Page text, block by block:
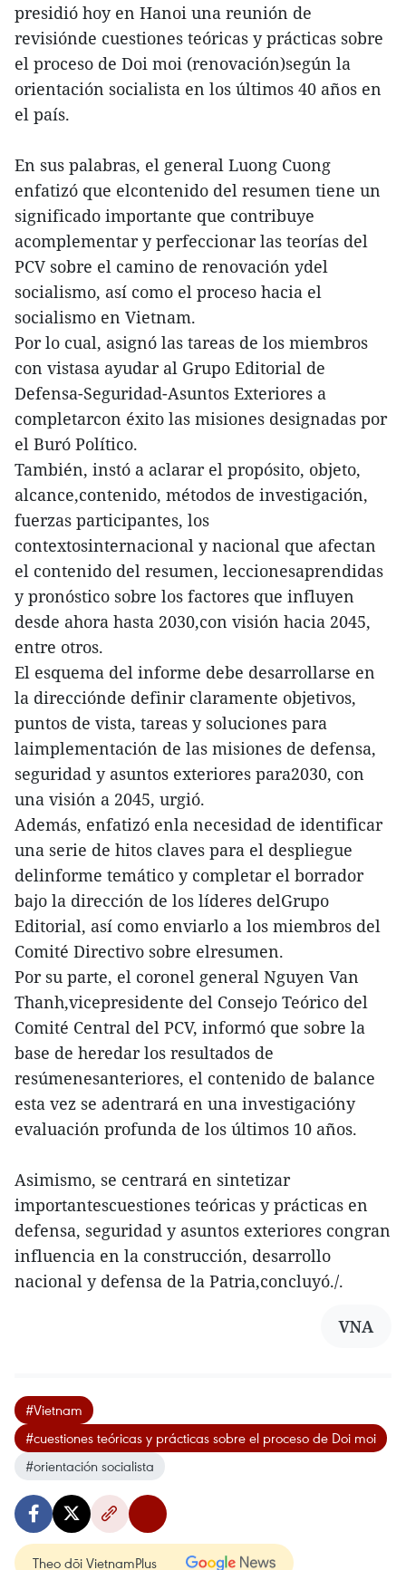
presidió hoy en Hanoi una reunión de
revisiónde cuestiones teóricas y prácticas sobre
el proceso de Doi moi (renovación)según la
orientación socialista en los últimos 40 años en
el país.
En sus palabras, el general Luong Cuong
enfatizó que elcontenido del resumen tiene un
significado importante que contribuye
acomplementar y perfeccionar las teorías del
PCV sobre el camino de renovación ydel
socialismo, así como el proceso hacia el
socialismo en Vietnam.
Por lo cual, asignó las tareas de los miembros
con vistasa ayudar al Grupo Editorial de
Defensa-Seguridad-Asuntos Exteriores a
completarcon éxito las misiones designadas por
el Buró Político.
También, instó a aclarar el propósito, objeto,
alcance,contenido, métodos de investigación,
fuerzas participantes, los
contextosinternacional y nacional que afectan
el contenido del resumen, leccionesaprendidas
y pronóstico sobre los factores que influyen
desde ahora hasta 2030,con visión hacia 2045,
entre otros.
El esquema del informe debe desarrollarse en
la direcciónde definir claramente objetivos,
puntos de vista, tareas y soluciones para
laimplementación de las misiones de defensa,
seguridad y asuntos exteriores para2030, con
una visión a 2045, urgió.
Además, enfatizó enla necesidad de identificar
una serie de hitos claves para el despliegue
delinforme temático y completar el borrador
bajo la dirección de los líderes delGrupo
Editorial, así como enviarlo a los miembros del
Comité Directivo sobre elresumen.
Por su parte, el coronel general Nguyen Van
Thanh,vicepresidente del Consejo Teórico del
Comité Central del PCV, informó que sobre la
base de heredar los resultados de
resúmenesanteriores, el contenido de balance
esta vez se adentrará en una investigacióny
evaluación profunda de los últimos 10 años.
Asimismo, se centrará en sintetizar
importantescuestiones teóricas y prácticas en
defensa, seguridad y asuntos exteriores congran
influencia en la construcción, desarrollo
nacional y defensa de la Patria,concluyó./.
VNA
#Vietnam
#cuestiones teóricas y prácticas sobre el proceso de Doi moi
#orientación socialista
Theo dõi VietnamPlus